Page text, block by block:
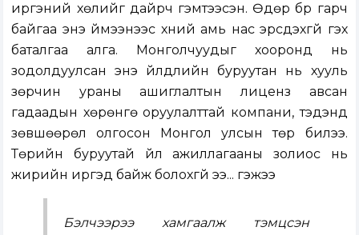
иргэний хөлийг дайрч гэмтээсэн. Өдөр бүр гарч
байгаа энэ үймээнээс хүний амь нас эрсдэхгүй гэх
баталгаа алга. Монголчуудыг хооронд нь
зодолдуулсан энэ үйлдлийн буруутан нь хууль
зөрчин ураны ашиглалтын лиценз авсан
гадаадын хөрөнгө оруулалттай компани, тэдэнд
зөвшөөрөл олгосон Монгол улсын төр билээ.
Төрийн буруутай үйл ажиллагааны золиос нь
жирийн иргэд байж болохгүй ээ... гэжээ
Бэлчээрээ хамгаалж тэмцсэн